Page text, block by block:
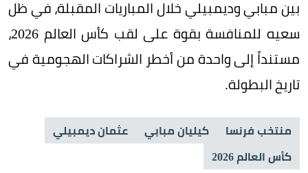
بين مبابي وديمبيلي خلال المباريات المقبلة، في ظل
سعيه للمنافسة بقوة على لقب كأس العالم 2026،
مستنداً إلى واحدة من أخطر الشراكات الهجومية في
تاريخ البطولة.
منتخب فرنسا كيليان مبابي
عثمان ديمبيلي
كأس العالم 2026